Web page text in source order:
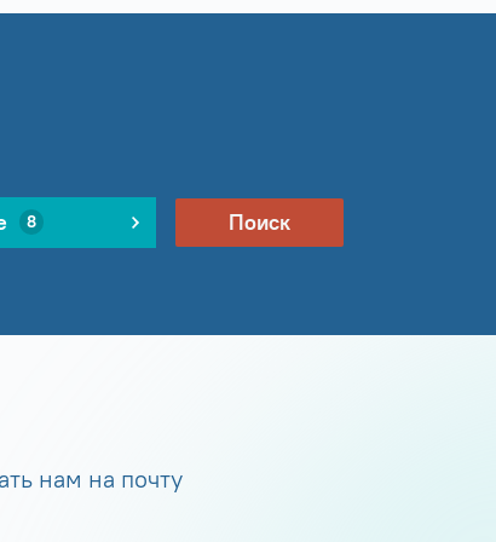
8 Поиск
нам на почту